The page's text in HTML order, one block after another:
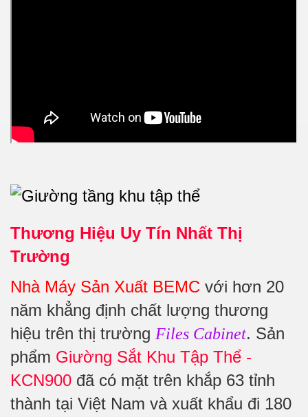
Thương Hiệu Uy Tín Nhất Thị
Trường
Nhà Máy Sản Xuất BEMC với hơn 20
năm khẳng định chất lượng thương
hiệu trên thị trường Files Cabinet. Sản
phẩm Giường Sắt Khu Tập Thể -
KCN900 đã có mặt trên khắp 63 tỉnh
thành tại Việt Nam và xuất khẩu đi 180